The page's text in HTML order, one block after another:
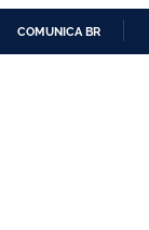
COMUNICA BR